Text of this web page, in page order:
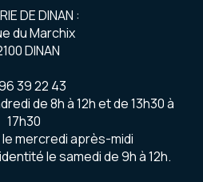
DE DINAN :
du Marchix
DINAN
39 22 43
de 8h à 12h et de 13h30 à
17h30
mercredi après-midi
le samedi de 9h à 12h.